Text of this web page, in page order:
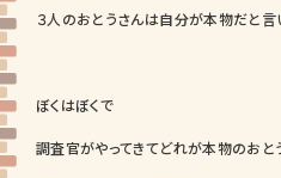
３人のおとうさんは自分が本物だと言
ぼくはぼくで
調査官がやってきてどれが本物のおと